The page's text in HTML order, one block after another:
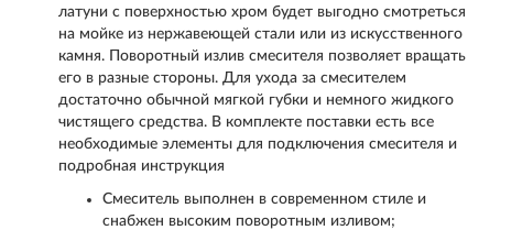
латуни с поверхностью хром будет выгодно смотреться
на мойке из нержавеющей стали или из искусственного
камня. Поворотный излив смесителя позволяет вращать
его в разные стороны. Для ухода за смесителем
достаточно обычной мягкой губки и немного жидкого
чистящего средства. В комплекте поставки есть все
необходимые элементы для подключения смесителя и
подробная инструкция
Смеситель выполнен в современном стиле и
снабжен высоким поворотным изливом;